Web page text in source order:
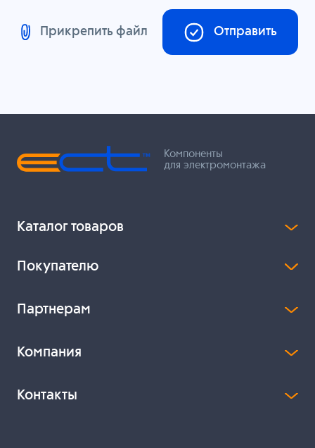
Прикрепить файл Отправить
Компоненты
для электромонтажа
Каталог товаров
Покупателю
Партнерам
Компания
Контакты